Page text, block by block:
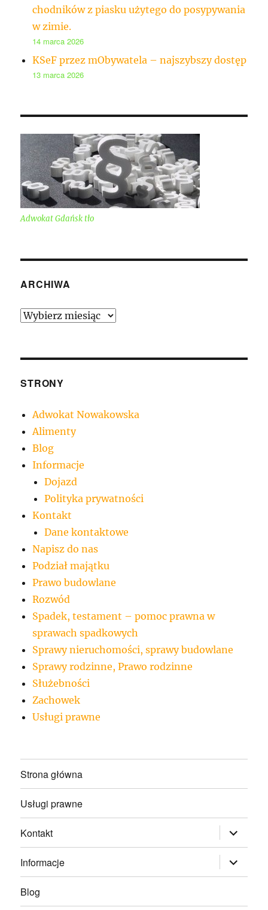
chodników z piasku użytego do posypywania
w zimie.
14 marca 2026
KSeF przez mObywatela – najszybszy dostęp
13 marca 2026
Adwokat Gdańsk tło
ARCHIWA
Archiwa
STRONY
Adwokat Nowakowska
Alimenty
Blog
Informacje
Dojazd
Polityka prywatności
Kontakt
Dane kontaktowe
Napisz do nas
Podział majątku
Prawo budowlane
Rozwód
Spadek, testament – pomoc prawna w
sprawach spadkowych
Sprawy nieruchomości, sprawy budowlane
Sprawy rodzinne, Prawo rodzinne
Służebności
Zachowek
Usługi prawne
Strona główna
Usługi prawne
Kontakt rozwiń
menu
potomne
Informacje
rozwiń
menu
potomne
Blog